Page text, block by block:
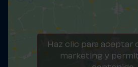
Haz clic para aceptar
marketing y